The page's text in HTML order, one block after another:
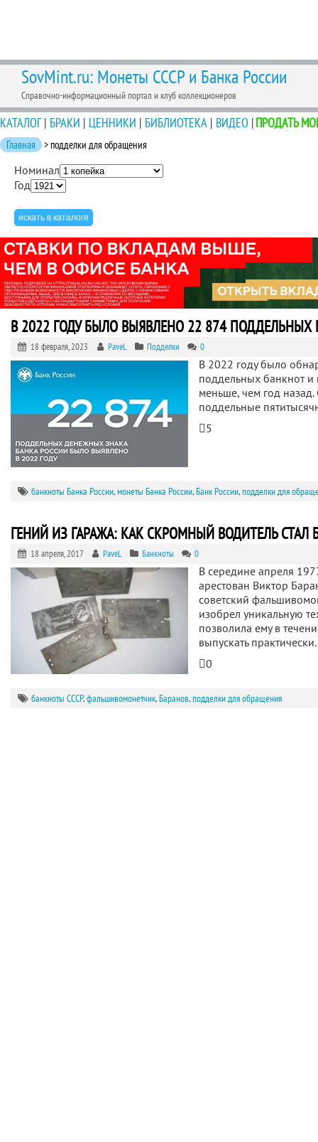
SovMint.ru: Монеты СССР и Банка России
Справочно-информационный портал и клуб коллекционеров
КАТАЛОГ| БРАКИ | ЦЕННИКИ | БИБЛИОТЕКА | ВИДЕО |ПРОДАТЬ
Главная > подделки для обращения
Номинал
Год
В 2022 ГОДУ БЫЛО ВЫЯВЛЕНО 22 874
18 февраля, 2023 PaveL Подделки 0
В 2022 году было
поддельных банкнот и
меньше, чем год
поддельные
5
банкноты Банка России,монеты Банка России,Банк России,подделки для
ГЕНИЙ ИЗ ГАРАЖА: КАК СКРОМНЫЙ ВОДИТЕЛЬ СТАЛ
18 апреля, 2017 PaveL Банкноты 0
В середине апреля
арестован Виктор
советский
изобрел уникальную
позволила ему в
выпускать
0
банкноты СССР,фальшивомонетчик,Баранов,подделки для обращения